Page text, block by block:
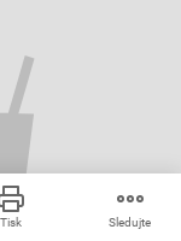
Tisk Sledujte